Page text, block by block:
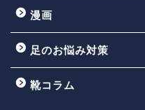
漫画
足のお悩み対策
靴コラム